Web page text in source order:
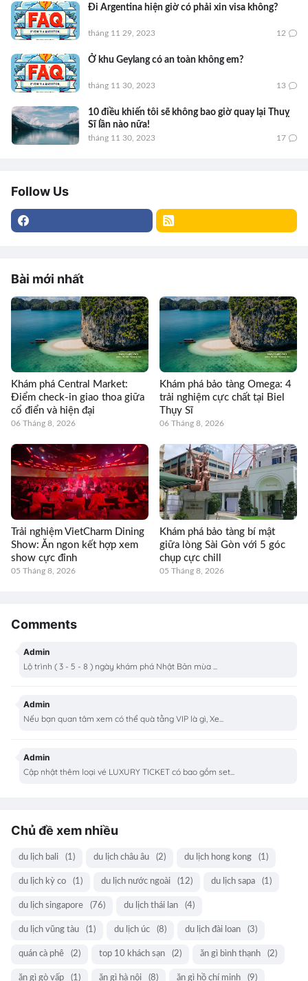
Đi Argentina hiện giờ có phải xin visa không?
tháng 11 29, 2023 12
Ở khu Geylang có an toàn không em?
tháng 11 30, 2023 13
10 điều khiến tôi sẽ không bao giờ quay lại Thuỵ
Sĩ lần nào nữa!
tháng 11 30, 2023 17
Follow Us
Bài mới nhất
Khám phá Central Market:
Điểm check-in giao thoa giữa
cổ điển và hiện đại
06 Tháng 8, 2026
Khám phá bảo tàng Omega: 4
trải nghiệm cực chất tại Biel
Thụy Sĩ
06 Tháng 8, 2026
Trải nghiệm VietCharm Dining
Show: Ăn ngon kết hợp xem
show cực đỉnh
05 Tháng 8, 2026
Khám phá bảo tàng bí mật
giữa lòng Sài Gòn với 5 góc
chụp cực chill
05 Tháng 8, 2026
Comments
Admin
Lộ trình ( 3 - 5 - 8 ) ngày khám phá Nhật Bản mùa ...
Admin
Nếu bạn quan tâm xem có thể quà tằng VIP là gì, Xe...
Admin
Cập nhật thêm loại vé LUXURY TICKET có bao gồm set...
Chủ đề xem nhiều
du lịch bali (1) du lịch châu âu (2) du lịch hong kong (1)
du lịch kỳ co (1) du lịch nước ngoài (12) du lịch sapa (1)
du lịch singapore (76) du lịch thái lan (4)
du lịch vũng tàu (1) du lịch úc (8) du lịch đài loan (3)
quán cà phê (2) top 10 khách sạn (2) ăn gì bình thạnh (2)
ăn gì gò vấp (1) ăn gì hà nội (8) ăn gì hồ chí minh (9)